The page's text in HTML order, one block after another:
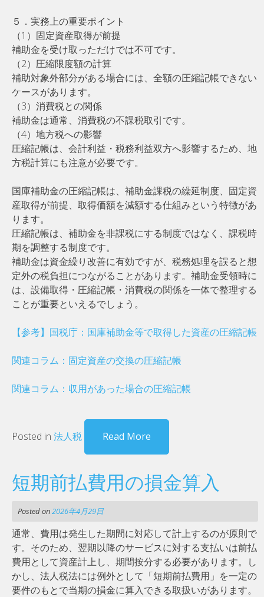
５．実務上の重要ポイント
（1）固定資産取得が前提
補助金を受け取っただけでは不可です。
（2）圧縮限度額の計算
補助対象外部分がある場合には、全額の圧縮記帳できない
ケースがあります。
（3）消費税との関係
補助金は通常、消費税の不課税取引です。
（4）地方税への影響
圧縮記帳は、会計利益・税務利益双方へ影響するため、地
方税計算にも注意が必要です。
国庫補助金の圧縮記帳は、補助金課税の繰延制度、固定資
産取得が前提、取得価額を減額する仕組みという特徴があ
ります。
圧縮記帳は、補助金を非課税にする制度ではなく、課税時
期を調整する制度です。
補助金は資金繰り改善に有効ですが、税務処理を誤ると想
定外の税負担につながることがあります。補助金受領時に
は、設備取得・圧縮記帳・消費税の関係を一体で整理する
ことが重要といえるでしょう。
【参考】国税庁：国庫補助金等で取得した資産の圧縮記帳
関連コラム：固定資産の交換の圧縮記帳
関連コラム：収用があった場合の圧縮記帳
Posted in 法人税 Read More
短期前払費用の損金算入
Posted on2026年4月29日
通常、費用は発生した期間に対応して計上するのが原則で
す。そのため、翌期以降のサービスに対する支払いは前払
費用として資産計上し、期間按分する必要があります。し
かし、法人税法には例外として「短期前払費用」を一定の
要件のもとで当期の損金に算入できる取扱いがあります。